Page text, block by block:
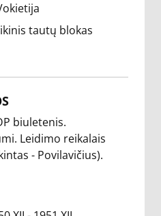
tautų blokas
biuletenis.
Leidimo reikalais
- Povilavičius).